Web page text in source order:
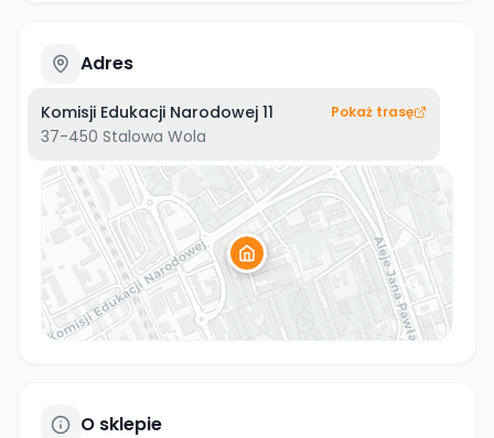
Adres
Komisji Edukacji Narodowej 11
37-450 Stalowa Wola
Pokaż trasę
O sklepie